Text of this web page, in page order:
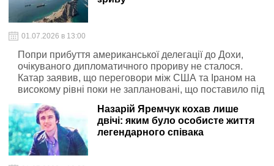
01.07.2026 в 13:00
Попри прибуття американської делегації до Дохи,
очікуваного дипломатичного прориву не сталося.
Катар заявив, що переговори між США та Іраном на
високому рівні поки не заплановані, що поставило під
сумнів перспективи укладення довгострокової мирної
угоди та стабілізації ситуації в регіоні.
Назарій Яремчук кохав лише
двічі: яким було особисте життя
легендарного співака